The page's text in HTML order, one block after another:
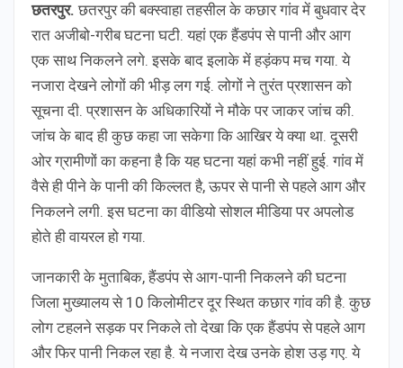
छतरपुर. छतरपुर की बक्स्वाहा तहसील के कछार गांव में बुधवार देर
रात अजीबो-गरीब घटना घटी. यहां एक हैंडपंप से पानी और आग
एक साथ निकलने लगे. इसके बाद इलाके में हड़ंकप मच गया. ये
नजारा देखने लोगों की भीड़ लग गई. लोगों ने तुरंत प्रशासन को
सूचना दी. प्रशासन के अधिकारियों ने मौके पर जाकर जांच की.
जांच के बाद ही कुछ कहा जा सकेगा कि आखिर ये क्या था. दूसरी
ओर ग्रामीणों का कहना है कि यह घटना यहां कभी नहीं हुई. गांव में
वैसे ही पीने के पानी की किल्लत है, ऊपर से पानी से पहले आग और
निकलने लगी. इस घटना का वीडियो सोशल मीडिया पर अपलोड
होते ही वायरल हो गया.
जानकारी के मुताबिक, हैंडपंप से आग-पानी निकलने की घटना
जिला मुख्यालय से 10 किलोमीटर दूर स्थित कछार गांव की है. कुछ
लोग टहलने सड़क पर निकले तो देखा कि एक हैंडपंप से पहले आग
और फिर पानी निकल रहा है. ये नजारा देख उनके होश उड़ गए. ये